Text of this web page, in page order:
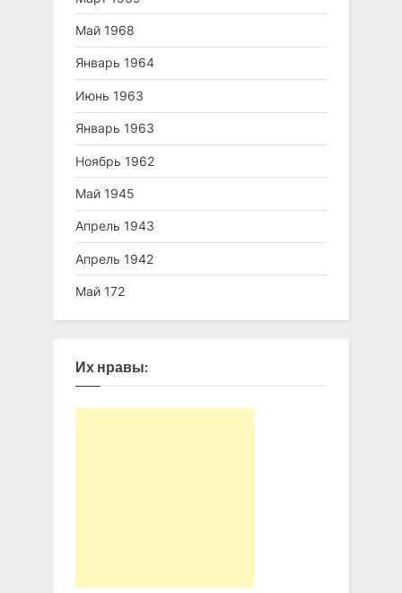
Май 1968
Январь 1964
Июнь 1963
Январь 1963
Ноябрь 1962
Май 1945
Апрель 1943
Апрель 1942
Май 172
Их нравы: